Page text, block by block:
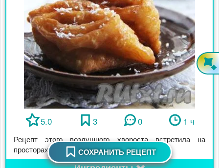
5.0 3 0 1 ч
Рецепт этого воздушного хвороста встретила на
просторах Интернета. Хворост в медовом ...
СОХРАНИТЬ РЕЦЕПТ